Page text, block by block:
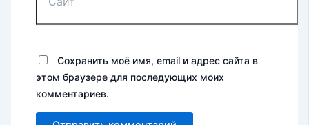
Сохранить моё имя, email и адрес сайта в
этом браузере для последующих моих
комментариев.